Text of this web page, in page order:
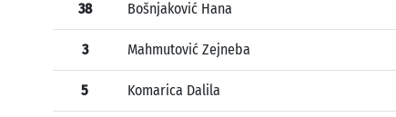
38 Bošnjaković Hana
3 Mahmutović Zejneba
5 Komarica Dalila